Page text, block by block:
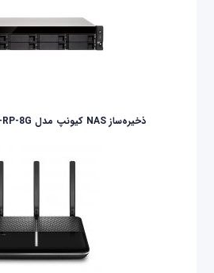
ذخیره‌ساز NAS کیونپ مدل QNAP TS-873U-RP-8G